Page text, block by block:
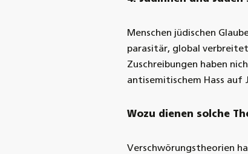
Menschen jüdischen
parasitär, global
Zuschreibungen haben
antisemitischem Hass auf
Wozu dienen solche
Verschwörungstheorien